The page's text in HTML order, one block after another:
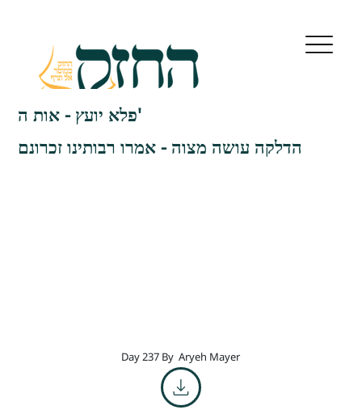
פלא יועץ - אות ה'
הדלקה עושה מצוה - אמרו רבותינו זכרונם
Day 237 By Aryeh Mayer